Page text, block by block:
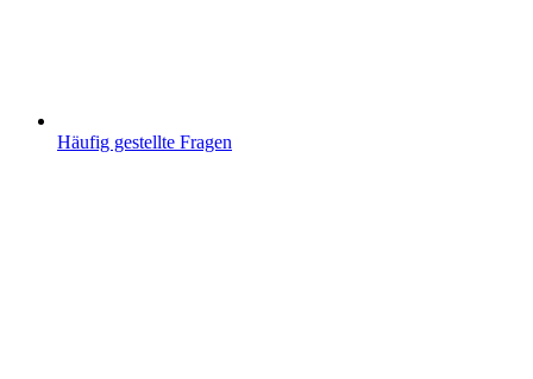
Häufig gestellte Fragen